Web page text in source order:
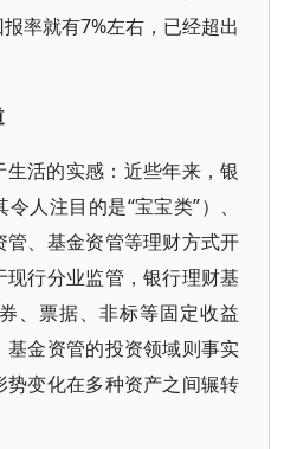
率就有7%左右，已经超出
活的实感：近些年来，银
人注目的是“宝宝类”）、
、基金资管等理财方式开
行分业监管，银行理财基
、票据、非标等固定收益
金资管的投资领域则事实
变化在多种资产之间辗转